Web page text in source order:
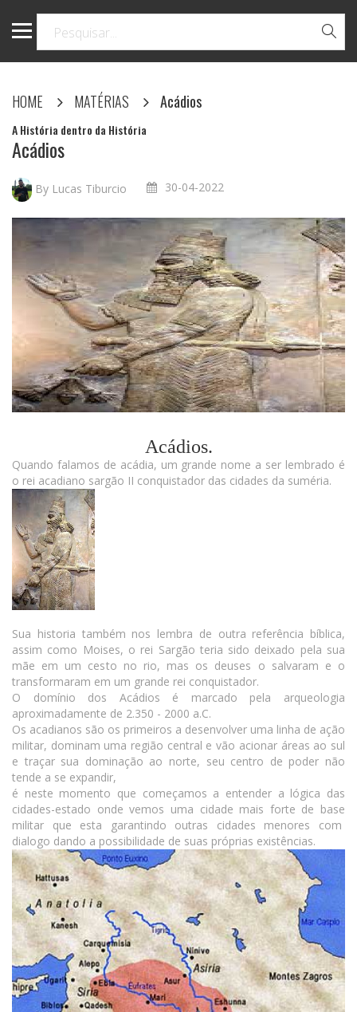
HOME MATÉRIAS Acádios
A História dentro da História
Acádios
By Lucas Tiburcio 30-04-2022
Acádios.
Quando falamos de acádia, um grande nome a ser lembrado é
o rei acadiano sargão II conquistador das cidades da suméria.
Sua historia também nos lembra de outra referência bíblica,
assim como Moises, o rei Sargão teria sido deixado pela sua
mãe em um cesto no rio, mas os deuses o salvaram e o
transformaram em um grande rei conquistador.
O domínio dos Acádios é marcado pela arqueologia
aproximadamente de 2.350 - 2000 a.C.
Os acadianos são os primeiros a desenvolver uma linha de ação
militar, dominam uma região central e vão acionar áreas ao sul
e traçar sua dominação ao norte, seu centro de poder não
tende a se expandir,
é neste momento que começamos a entender a lógica das
cidades-estado onde vemos uma cidade mais forte de base
militar que esta garantindo outras cidades menores com
dialogo dando a possibilidade de suas próprias existências.